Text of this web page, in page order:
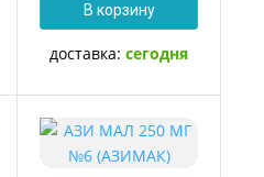
В корзину
доставка:сегодня